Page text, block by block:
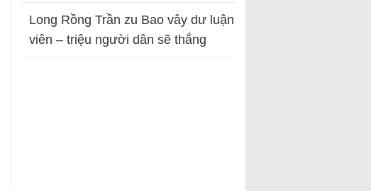
Long Rồng Trần zu Bao vây dư luận
viên – triệu người dân sẽ thắng